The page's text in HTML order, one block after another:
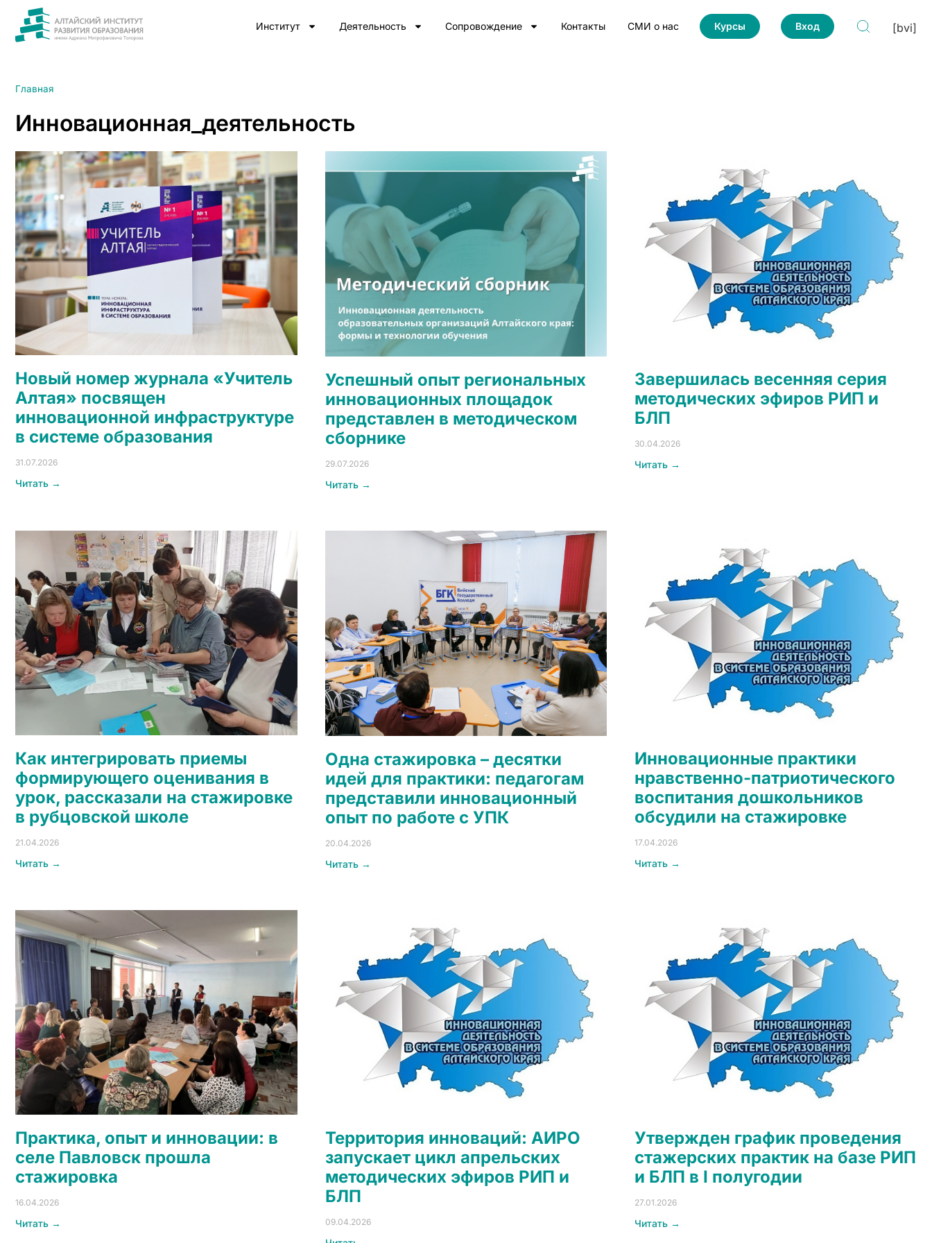
Институт Деятельность Сопровождение Контакты СМИ о нас Курсы Вход [bvi]
Главная
Инновационная_деятельность
Новый номер журнала «Учитель
Алтая» посвящен
инновационной инфраструктуре
в системе образования
31.07.2026
Читать →
Успешный опыт региональных
инновационных площадок
представлен в методическом
сборнике
29.07.2026
Читать →
Завершилась весенняя серия
методических эфиров РИП и
БЛП
30.04.2026
Читать →
Как интегрировать приемы
формирующего оценивания в
урок, рассказали на стажировке
в рубцовской школе
21.04.2026
Читать →
Одна стажировка – десятки
идей для практики: педагогам
представили инновационный
опыт по работе с УПК
20.04.2026
Читать →
Инновационные практики
нравственно-патриотического
воспитания дошкольников
обсудили на стажировке
17.04.2026
Читать →
Практика, опыт и инновации: в
селе Павловск прошла
стажировка
16.04.2026
Читать →
Территория инноваций: АИРО
запускает цикл апрельских
методических эфиров РИП и
БЛП
09.04.2026
Утвержден график проведения
стажерских практик на базе РИП
и БЛП в I полугодии
27.01.2026
Читать →